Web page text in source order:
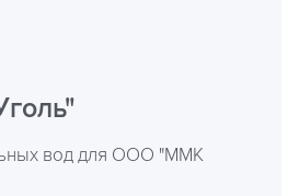
вод для ООО "ММК